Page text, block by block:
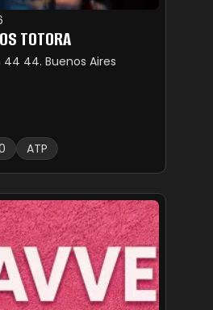
TOTORA
44 44. Buenos Aires
ATP